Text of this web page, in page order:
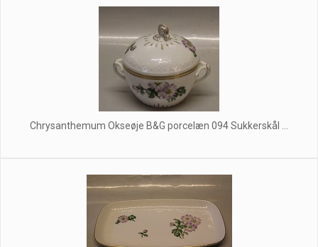
Chrysanthemum Okseøje B&G porcelæn 094 Sukkerskål ...